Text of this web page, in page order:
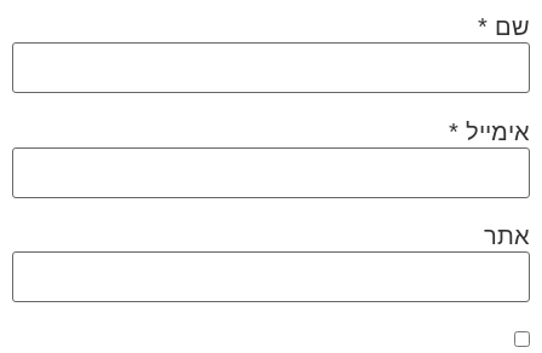
שם *
אימייל *
אתר